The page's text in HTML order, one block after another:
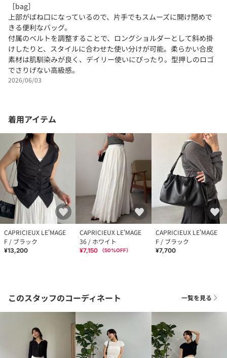
［bag］
上部がばね口になっているので、片手でもスムーズに開け閉めで
きる便利なバッグ。
付属のベルトを調整することで、ロングショルダーとして斜め掛
けしたりと、スタイルに合わせた使い分けが可能。柔らかい合皮
素材は肌馴染みが良く、デイリー使いにぴったり。型押しのロゴ
でさりげない高級感。
2026/06/03
着用アイテム
CAPRICIEUX LE'MAGE
F / ブラック
¥13,200
CAPRICIEUX LE'MAGE
36 / ホワイト
¥7,150 （50%OFF）
CAPRICIEUX LE'MAGE
F / ブラック
¥7,700
このスタッフのコーディネート 一覧を見る